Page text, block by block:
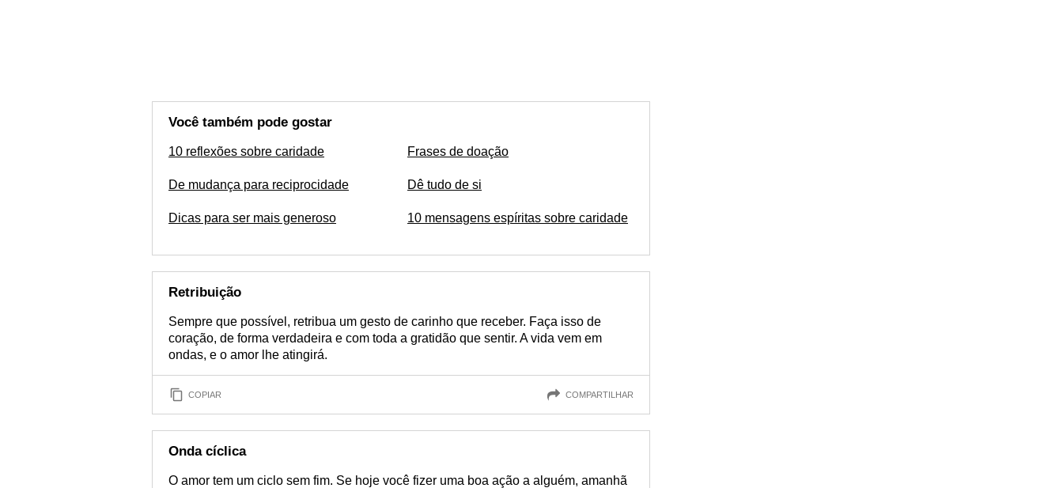
Você também pode gostar
10 reflexões sobre caridade
De mudança para reciprocidade
Dicas para ser mais generoso
Frases de doação
Dê tudo de si
10 mensagens espíritas sobre caridade
Retribuição
Sempre que possível, retribua um gesto de carinho que receber. Faça isso de
coração, de forma verdadeira e com toda a gratidão que sentir. A vida vem em
ondas, e o amor lhe atingirá.
COPIAR COMPARTILHAR
Onda cíclica
O amor tem um ciclo sem fim. Se hoje você fizer uma boa ação a alguém, amanhã